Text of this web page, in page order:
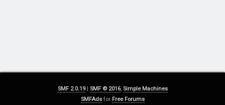
SMF 2.0.19| SMF © 2016, Simple Machines
SMFAdsfor Free Forums